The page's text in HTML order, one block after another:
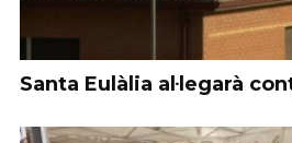
Santa Eulàlia al·legarà